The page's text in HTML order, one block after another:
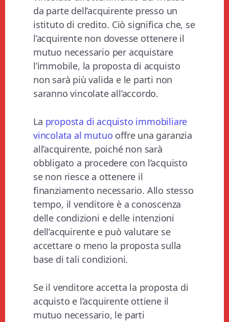
da parte dell’acquirente presso un
istituto di credito. Ciò significa che, se
l’acquirente non dovesse ottenere il
mutuo necessario per acquistare
l’immobile, la proposta di acquisto
non sarà più valida e le parti non
saranno vincolate all’accordo.
La proposta di acquisto immobiliare
vincolata al mutuo offre una garanzia
all’acquirente, poiché non sarà
obbligato a procedere con l’acquisto
se non riesce a ottenere il
finanziamento necessario. Allo stesso
tempo, il venditore è a conoscenza
delle condizioni e delle intenzioni
dell’acquirente e può valutare se
accettare o meno la proposta sulla
base di tali condizioni.
Se il venditore accetta la proposta di
acquisto e l’acquirente ottiene il
mutuo necessario, le parti